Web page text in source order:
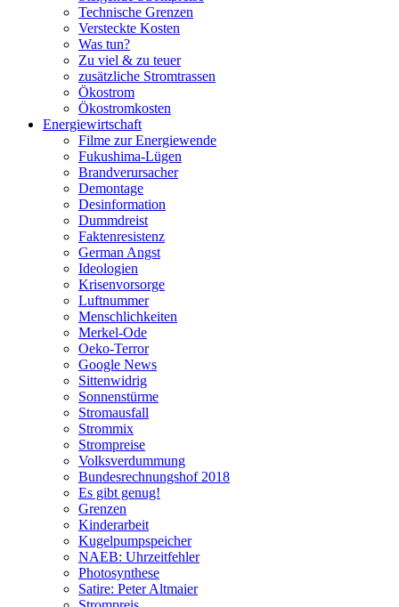
Technische Grenzen
Versteckte Kosten
Was tun?
Zu viel & zu teuer
zusätzliche Stromtrassen
Ökostrom
Ökostromkosten
Energiewirtschaft
Filme zur Energiewende
Fukushima-Lügen
Brandverursacher
Demontage
Desinformation
Dummdreist
Faktenresistenz
German Angst
Ideologien
Krisenvorsorge
Luftnummer
Menschlichkeiten
Merkel-Ode
Oeko-Terror
Google News
Sittenwidrig
Sonnenstürme
Stromausfall
Strommix
Strompreise
Volksverdummung
Bundesrechnungshof 2018
Es gibt genug!
Grenzen
Kinderarbeit
Kugelpumpspeicher
NAEB: Uhrzeitfehler
Photosynthese
Satire: Peter Altmaier